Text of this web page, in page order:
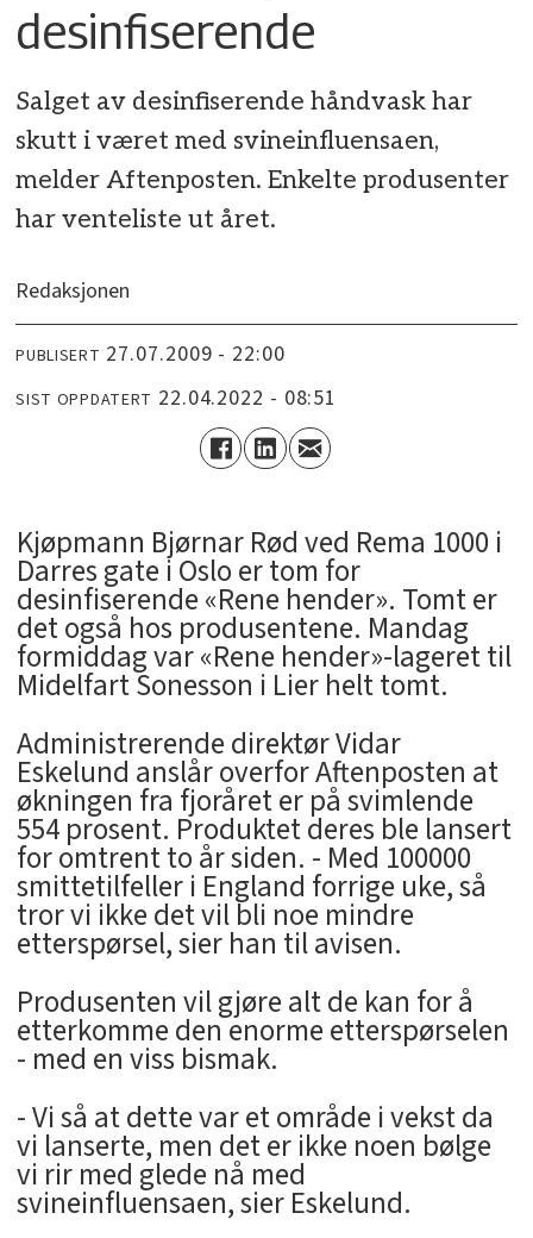
desinfiserende
Salget av desinfiserende håndvask har
skutt i været med svineinfluensaen,
melder Aftenposten. Enkelte produsenter
har venteliste ut året.
Redaksjonen
PUBLISERT 27.07.2009 - 22:00
SIST OPPDATERT 22.04.2022 - 08:51
Kjøpmann Bjørnar Rød ved Rema 1000 i
Darres gate i Oslo er tom for
desinfiserende «Rene hender». Tomt er
det også hos produsentene. Mandag
formiddag var «Rene hender»-lageret til
Midelfart Sonesson i Lier helt tomt.
Administrerende direktør Vidar
Eskelund anslår overfor Aftenposten at
økningen fra fjoråret er på svimlende
554 prosent. Produktet deres ble lansert
for omtrent to år siden. - Med 100000
smittetilfeller i England forrige uke, så
tror vi ikke det vil bli noe mindre
etterspørsel, sier han til avisen.
Produsenten vil gjøre alt de kan for å
etterkomme den enorme etterspørselen
­- med en viss bismak.
- Vi så at dette var et område i vekst da
vi lanserte, men det er ikke noen bølge
vi rir med glede nå med
svineinfluensaen, sier Eskelund.